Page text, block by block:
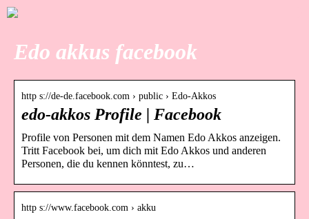
Edo akkus facebook
http s://de-de.facebook.com › public › Edo-Akkos
edo-akkos Profile | Facebook
Profile von Personen mit dem Namen Edo Akkos anzeigen.
Tritt Facebook bei, um dich mit Edo Akkos und anderen
Personen, die du kennen könntest, zu…
http s://www.facebook.com › akku